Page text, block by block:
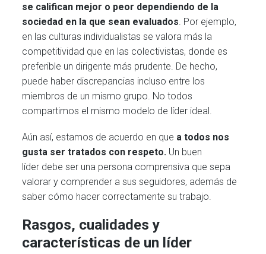
se califican mejor o peor dependiendo de la
sociedad en la que sean evaluados. Por ejemplo,
en las culturas individualistas se valora más la
competitividad que en las colectivistas, donde es
preferible un dirigente más prudente. De hecho,
puede haber discrepancias incluso entre los
miembros de un mismo grupo. No todos
compartimos el mismo modelo de líder ideal.
Aún así, estamos de acuerdo en que a todos nos
gusta ser tratados con respeto. Un buen
líder debe ser una persona comprensiva que sepa
valorar y comprender a sus seguidores, además de
saber cómo hacer correctamente su trabajo.
Rasgos, cualidades y
características de un líder